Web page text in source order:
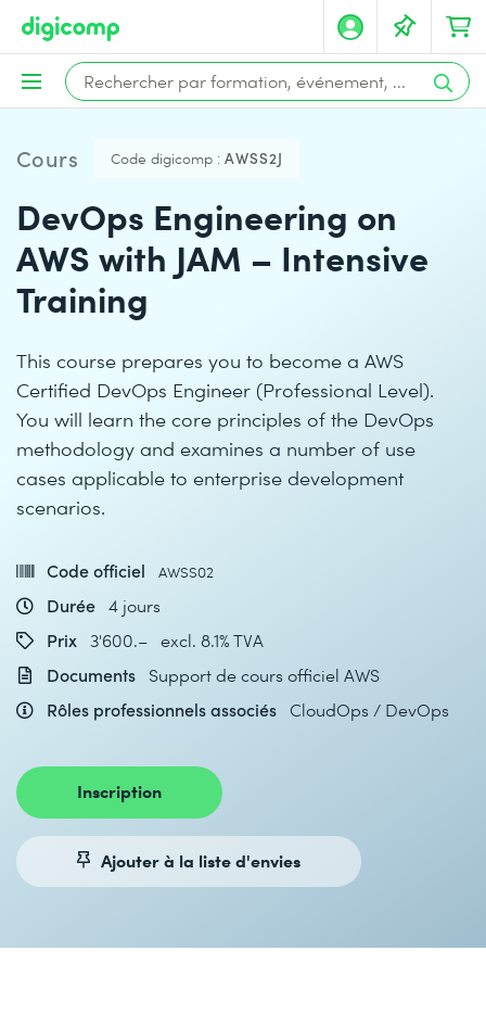
Cours Code digicomp : AWSS2J
DevOps Engineering on
AWS with JAM – Intensive
Training
This course prepares you to become a AWS
Certified DevOps Engineer (Professional Level).
You will learn the core principles of the DevOps
methodology and examines a number of use
cases applicable to enterprise development
scenarios.
Code officiel AWSS02
Durée 4 jours
Prix
3'600.– excl. 8.1% TVA
Documents
Support de cours officiel AWS
Rôles professionnels associés CloudOps / DevOps
Inscription
Ajouter à la liste d'envies